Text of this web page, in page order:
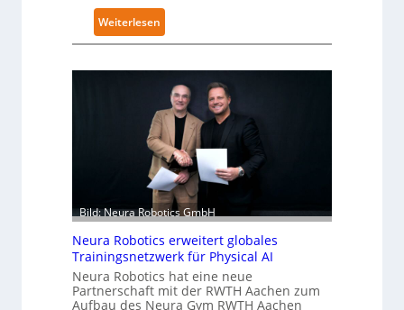
Weiterlesen:
K
e
r
h
ä
l
t
e
u
r
Bild: Neura Robotics GmbH
Neura Robotics erweitert globales
Trainingsnetzwerk für Physical AI
Neura Robotics hat eine neue
Partnerschaft mit der RWTH Aachen zum
Aufbau des Neura Gym RWTH Aachen